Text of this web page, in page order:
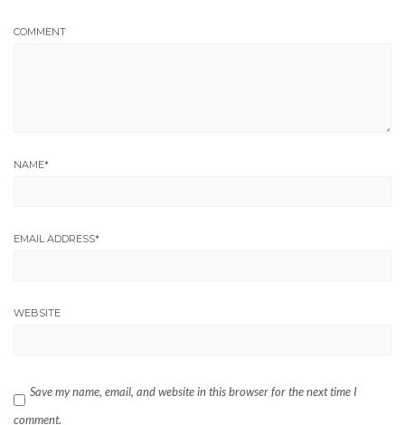
COMMENT
NAME*
EMAIL ADDRESS*
WEBSITE
Save my name, email, and website in this browser for the next time I
comment.